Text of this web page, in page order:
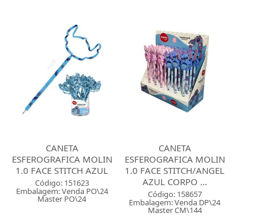
CANETA
ESFEROGRAFICA MOLIN
1.0 FACE STITCH AZUL
Código: 151623
Embalagem: Venda PO\24
Master PO\24
CANETA
ESFEROGRAFICA MOLIN
1.0 FACE STITCH/ANGEL
AZUL CORPO ...
Código: 158657
Embalagem: Venda DP\24
Master CM\144